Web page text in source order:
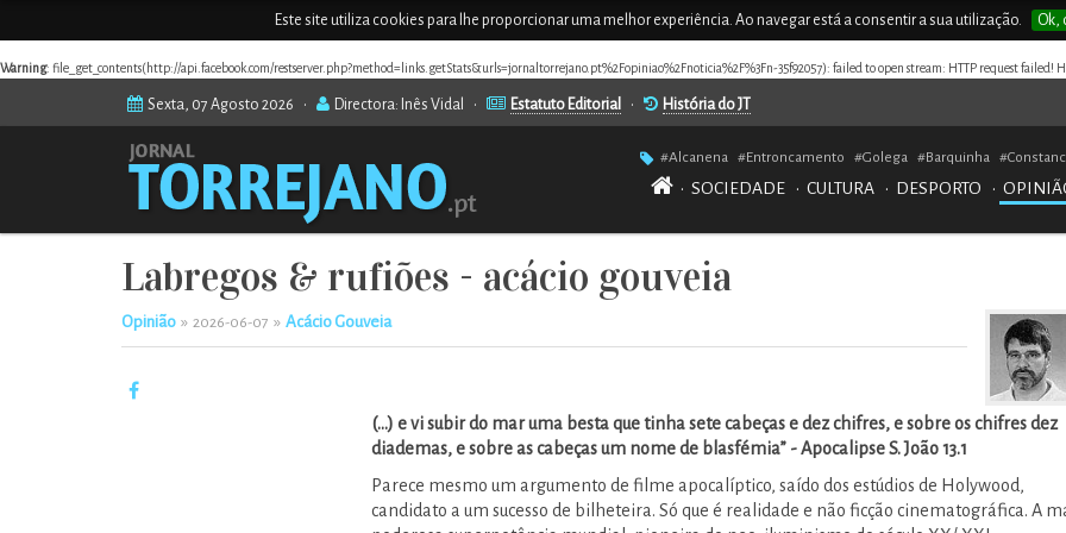
Este site utiliza cookies para lhe proporcionar uma melhor experiência. Ao navegar está a consentir a sua utilização. Ok,
Warning: file_get_contents(http://api.facebook.com/restserver.php?method=links.getStats&urls=jornaltorrejano.pt%2Fopiniao%2Fnoticia%2F%3Fn-35f92057): failed to open stream: HTTP request failed!
Sexta, 07 Agosto 2026 • Directora: Inês Vidal • Estatuto Editorial • História do JT
#Alcanena #Entroncamento #Golega #Barquinha
• SOCIEDADE • CULTURA • DESPORTO •
Labregos & rufiões - acácio gouveia
Opinião » 2026-06-07 » Acácio Gouveia
(...) e vi subir do mar uma besta que tinha sete cabeças e dez chifres, e sobre os chifres dez
diademas, e sobre as cabeças um nome de blasfémia” - Apocalipse S. João 13.1
Parece mesmo um argumento de filme apocalíptico, saído dos estúdios de Holywood,
candidato a um sucesso de bilheteira. Só que é realidade e não ficção cinematográfica. A